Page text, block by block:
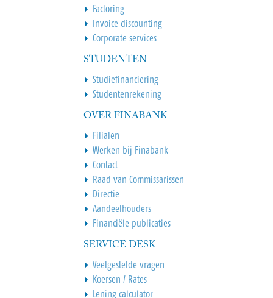
Factoring
Invoice discounting
Corporate services
STUDENTEN
Studiefinanciering
Studentenrekening
OVER FINABANK
Filialen
Werken bij Finabank
Contact
Raad van Commissarissen
Directie
Aandeelhouders
Financiële publicaties
SERVICE DESK
Veelgestelde vragen
Koersen / Rates
Lening calculator